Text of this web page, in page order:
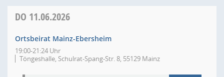
DO 11.06.2026
Ortsbeirat Mainz-Ebersheim
19:00-21:24 Uhr
Töngeshalle, Schulrat-Spang-Str. 8, 55129 Mainz